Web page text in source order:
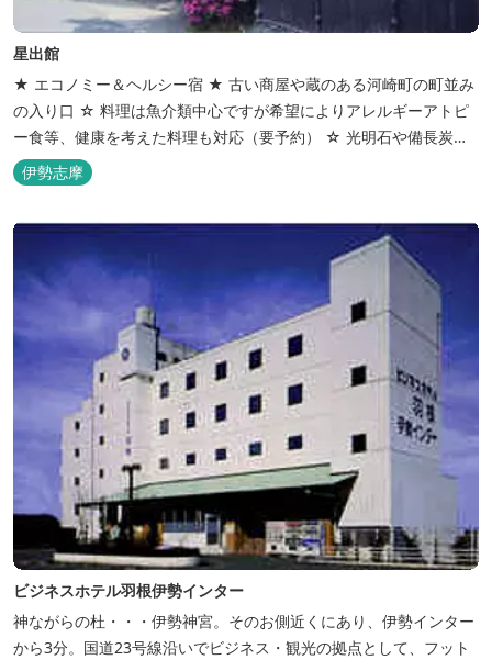
星出館
★ エコノミー＆ヘルシー宿 ★ 古い商屋や蔵のある河崎町の町並み
の入り口 ☆ 料理は魚介類中心ですが希望によりアレルギーアトピ
ー食等、健康を考えた料理も対応（要予約） ☆ 光明石や備長炭を
設置した青森ヒバと信楽焼のお風呂で心身のリフレッシュを！
【Japanese Inn Group 会員です】
伊勢志摩
ビジネスホテル羽根伊勢インター
神ながらの杜・・・伊勢神宮。そのお側近くにあり、伊勢インター
から3分。国道23号線沿いでビジネス・観光の拠点として、フット